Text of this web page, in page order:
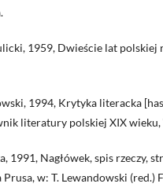
1959, Dwieście lat
1994, Krytyka literacka
literatury polskiej XIX wieku,
1991, Nagłówek, spis rzeczy,
Prusa, w: T. Lewandowski